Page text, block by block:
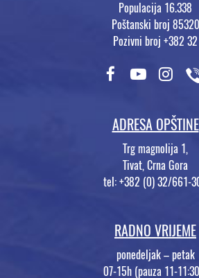
Populacija 16.338
Poštanski broj 85320
Pozivni broj +382 32
ADRESA OPŠTINE
Trg magnolija 1,
Tivat, Crna Gora
tel: +382 (0) 32/661-
RADNO VRIJEME
ponedeljak – petak
07-15h (pauza 11-